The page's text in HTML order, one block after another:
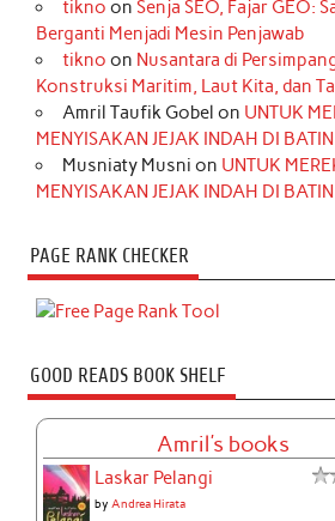
tikno on Senja SEO, Fajar GEO:
Berganti Menjadi Mesin Penjawab
tikno on Nusantara di
Konstruksi Maritim, Laut Kita, dan
Amril Taufik Gobel on UNTUK
MENYISAKAN JEJAK INDAH DI BATIN
Musniaty Musni on UNTUK
MENYISAKAN JEJAK INDAH DI BATIN
PAGE RANK CHECKER
GOOD READS BOOK SHELF
Amril's books
Laskar Pelangi
byAndrea Hirata